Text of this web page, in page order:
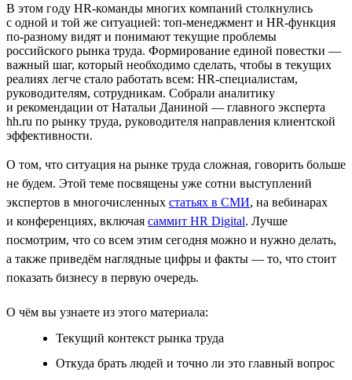
В этом году HR-команды многих компаний столкнулись
с одной и той же ситуацией: топ-менеджмент и HR-функция
по-разному видят и понимают текущие проблемы
российского рынка труда. Формирование единой повестки —
важный шаг, который необходимо сделать, чтобы в текущих
реалиях легче стало работать всем: HR-специалистам,
руководителям, сотрудникам. Собрали аналитику
и рекомендации от Натальи Даниной — главного эксперта
hh.ru по рынку труда, руководителя направления клиентской
эффективности.
О том, что ситуация на рынке труда сложная, говорить больше
не будем. Этой теме посвящены уже сотни выступлений
экспертов в многочисленных статьях в СМИ, на вебинарах
и конференциях, включая саммит HR Digital. Лучше
посмотрим, что со всем этим сегодня можно и нужно делать,
а также приведём наглядные цифры и факты — то, что стоит
показать бизнесу в первую очередь.
О чём вы узнаете из этого материала:
Текущий контекст рынка труда
Откуда брать людей и точно ли это главный вопрос